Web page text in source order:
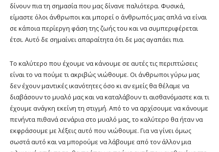
δίνουν πια τη σημασία που μας δίνανε παλιότερα. Φυσικά,
είμαστε όλοι άνθρωποι και μπορεί ο άνθρωπός μας απλά να είναι
σε κάποια περίεργη φάση της ζωής του και να συμπεριφέρεται
έτσι. Αυτό δε σημαίνει απαραίτητα ότι δε μας αγαπάει πια.
Το καλύτερο που έχουμε να κάνουμε σε αυτές τις περιπτώσεις
είναι το να πούμε τι ακριβώς νιώθουμε. Οι άνθρωποι γύρω μας
δεν έχουν μαντικές ικανότητες όσο κι αν εμείς θα θέλαμε να
διαβάσουν το μυαλό μας και να καταλάβουν τι αισθανόμαστε και τι
έχουμε ανάγκη εκείνη τη στιγμή. Από το να αρχίσουμε να κάνουμε
πενήντα πιθανά σενάρια στο μυαλό μας, το καλύτερο θα ήταν να
εκφράσουμε με λέξεις αυτό που νιώθουμε. Για να γίνει όμως
σωστά αυτό και να μπορούμε να λάβουμε από τον άλλον μια